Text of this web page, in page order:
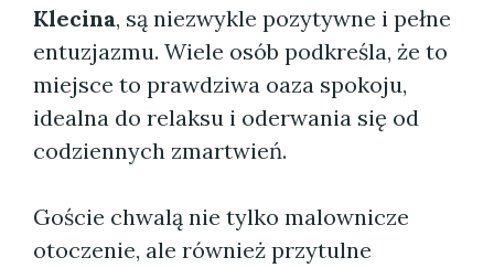
Klecina, są niezwykle pozytywne i pełne
entuzjazmu. Wiele osób podkreśla, że to
miejsce to prawdziwa oaza spokoju,
idealna do relaksu i oderwania się od
codziennych zmartwień.
Goście chwalą nie tylko malownicze
otoczenie, ale również przytulne